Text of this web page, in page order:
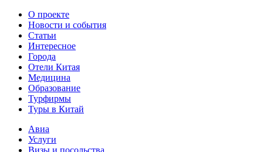
О проекте
Новости и события
Статьи
Интересное
Города
Отели Китая
Медицина
Образование
Турфирмы
Туры в Китай
Авиа
Услуги
Визы и посольства